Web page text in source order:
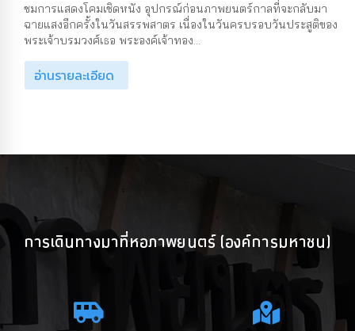
ชมการแสดงโคมเชิดหนัง อุปกรณ์ก่อนภาพยนตร์กาลที่จะกลับมา
ฉายแสงอีกครั้งในวันสรรพสาตร เนื่องในวันครบรอบวันประสูติของ
พระเจ้าบรมวงศ์เธอ พระองค์เจ้าทอง...
อ่านรายละเอียด
การเดินทางมาที่หอภาพยนตร์ (องค์การมหาชน)